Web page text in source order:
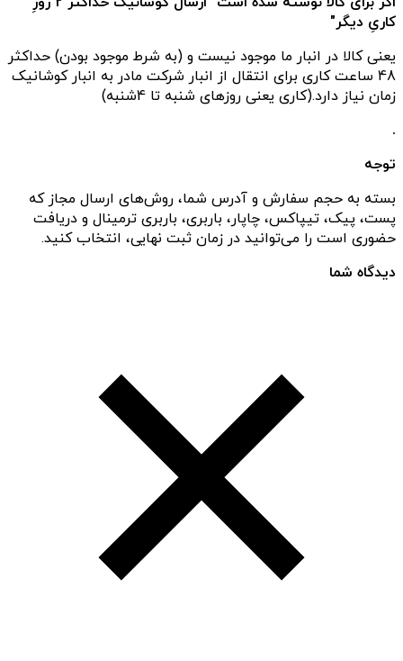
کاریِ دیگر"
یعنی کالا در انبار ما موجود نیست و (به شرط موجود بودن) حداکثر
48 ساعت کاری برای انتقال از انبار شرکت مادر به انبار کوشانیک
زمان نیاز دارد.(کاری یعنی روزهای شنبه تا 4شنبه)
.
توجه
بسته به حجم سفارش و آدرس شما، روش‌های ارسال مجاز که
پست، پیک، تیپاکس، چاپار، باربری، باربری ترمینال و دریافت
حضوری است را می‌توانید در زمان ثبت نهایی، انتخاب کنید.
دیدگاه شما